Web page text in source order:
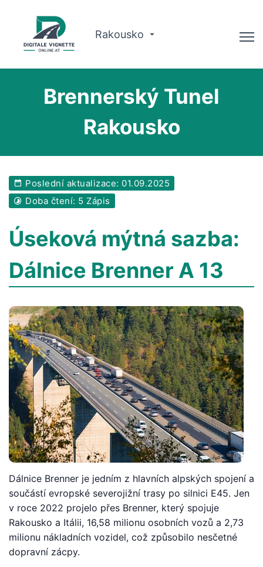
Rakousko
Plánovač tras
Kontrola platnosti
O nás
Čeština
Brennerský Tunel
Rakousko
Poslední aktualizace: 01.09.2025
Doba čtení: 5 Zápis
Úseková mýtná sazba:
Dálnice Brenner A 13
Dálnice Brenner je jedním z hlavních alpských spojení a
součástí evropské severojižní trasy po silnici E45. Jen
v roce 2022 projelo přes Brenner, který spojuje
Rakousko a Itálii, 16,58 milionu osobních vozů a 2,73
milionu nákladních vozidel, což způsobilo nesčetné
dopravní zácpy.